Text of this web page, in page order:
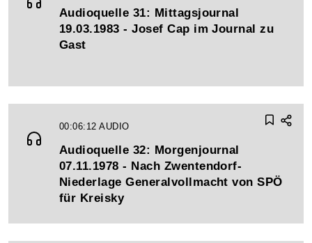
Audioquelle 31: Mittagsjournal
19.03.1983 - Josef Cap im Journal zu
Gast
00:06:12AUDIO
Audioquelle 32: Morgenjournal
07.11.1978 - Nach Zwentendorf-
Niederlage Generalvollmacht von SPÖ
für Kreisky